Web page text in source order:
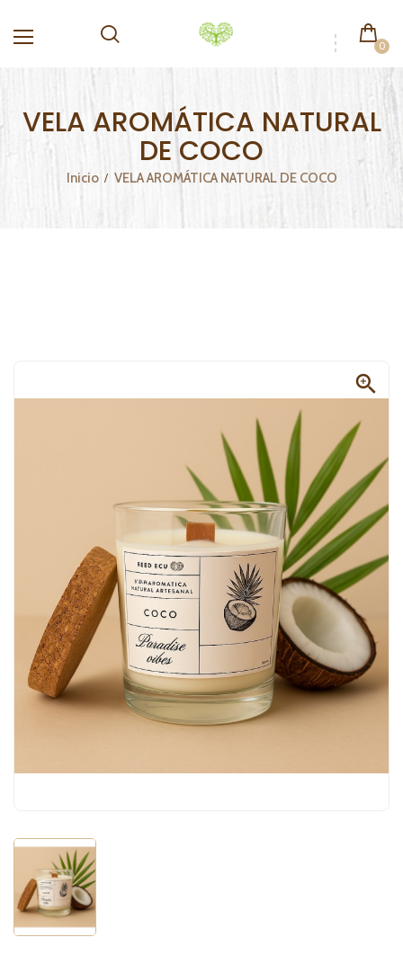
0
VELA AROMÁTICA NATURAL
DE COCO
Inicio VELA AROMÁTICA NATURAL DE COCO
